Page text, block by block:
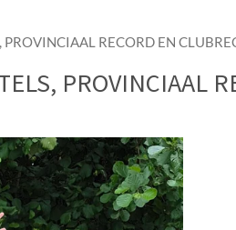
RECORD EN
PROVINCIAAL